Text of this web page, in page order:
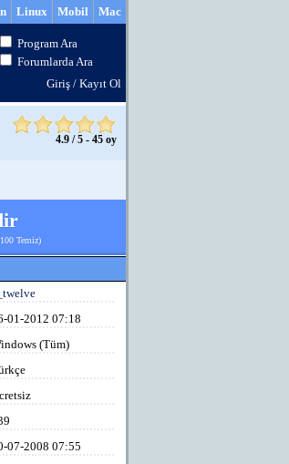
Mac
Mobil
Linux
Program Ara
Forumlarda Ara
Giriş / Kayıt Ol
4.9 /5 - 45 oy
Temiz)
01-2012 07:18
(Tüm)
07-2008 07:55